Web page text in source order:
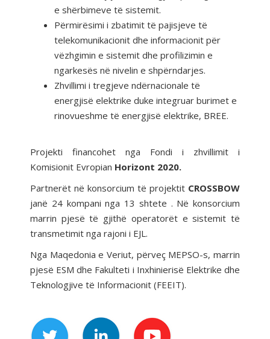
e shërbimeve të sistemit.
Përmirësimi i zbatimit të pajisjeve të
telekomunikacionit dhe informacionit për
vëzhgimin e sistemit dhe profilizimin e
ngarkesës në nivelin e shpërndarjes.
Zhvillimi i tregjeve ndërnacionale të
energjisë elektrike duke integruar burimet e
rinovueshme të energjisë elektrike, BREE.
Projekti financohet nga Fondi i zhvillimit i
Komisionit Evropian Horizont 2020.
Partnerët në konsorcium të projektit CROSSBOW
janë 24 kompani nga 13 shtete . Në konsorcium
marrin pjesë të gjithë operatorët e sistemit të
transmetimit nga rajoni i EJL.
Nga Maqedonia e Veriut, përveç MEPSO-s, marrin
pjesë ESM dhe Fakulteti i Inxhinierisë Elektrike dhe
Teknologjive të Informacionit (FEEIT).